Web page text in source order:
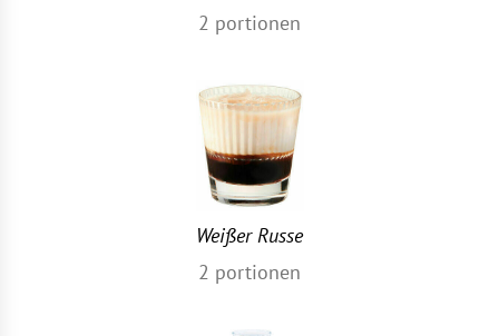
2 portionen
Weißer Russe
2 portionen